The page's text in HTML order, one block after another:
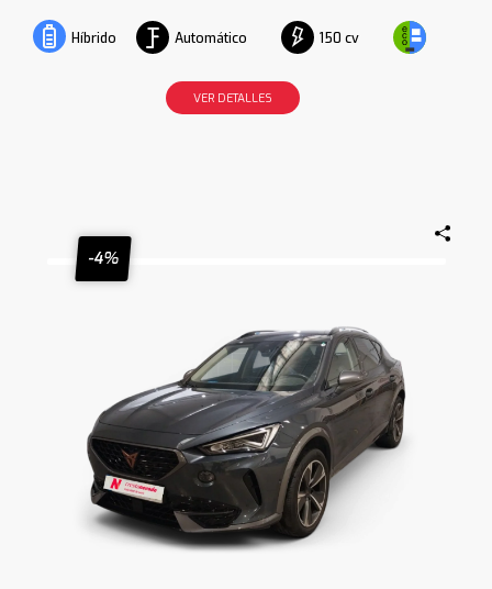
Híbrido Automático 150 cv
VER DETALLES
-4%